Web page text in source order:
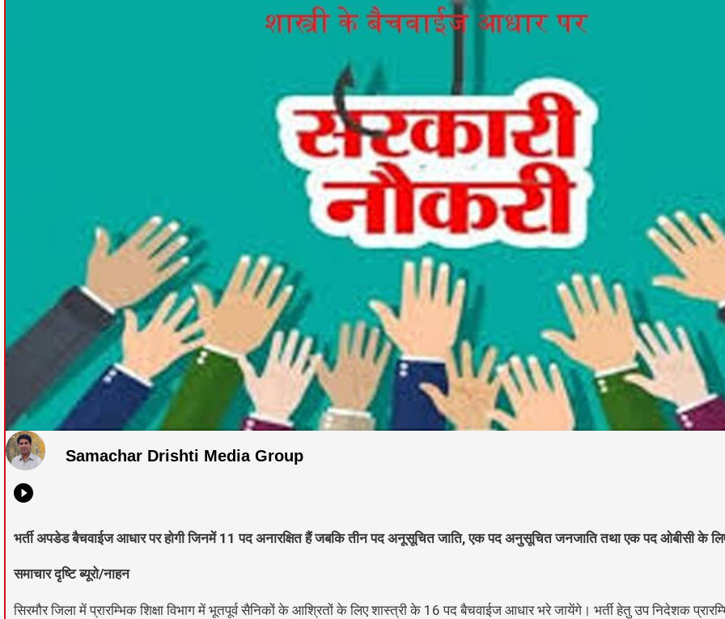
Samachar Drishti Media Group
भर्ती अपडेड बैचवाईज आधार पर होगी जिनमें 11 पद अनारक्षित हैं जबकि तीन पद अनूसूचित जाति, एक पद अनुसूचित जनजाति तथा एक पद ओबीसी के
समाचार दृष्टि ब्यूरो/नाहन
सिरमौर जिला में प्रारम्भिक शिक्षा विभाग में भूतपूर्व सैनिकों के आश्रितों के लिए शास्त्री के 16 पद बैचवाईज आधार भरे जायेंगे। भर्ती हेतु उप निदेशक